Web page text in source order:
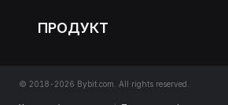
ПРОДУКТ
© 2018-2026 Bybit.com. All rights reserved.